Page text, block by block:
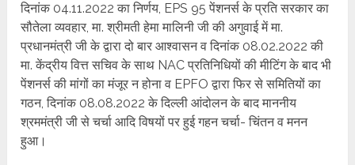
दिनांक 04.11.2022 का निर्णय, EPS 95 पेंशनर्स के प्रति सरकार का
सौतेला व्यवहार, मा. श्रीमती हेमा मालिनी जी की अगुवाई में मा.
प्रधानमंत्री जी के द्वारा दो बार आश्वासन व दिनांक 08.02.2022 की
मा. केंद्रीय वित्त सचिव के साथ NAC प्रतिनिधियों की मीटिंग के बाद भी
पेंशनर्स की मांगों का मंजूर न होना व EPFO द्वारा फिर से समितियों का
गठन, दिनांक 08.08.2022 के दिल्ली आंदोलन के बाद माननीय
श्रममंत्री जी से चर्चा आदि विषयों पर हुई गहन चर्चा- चिंतन व मनन
हुआ।